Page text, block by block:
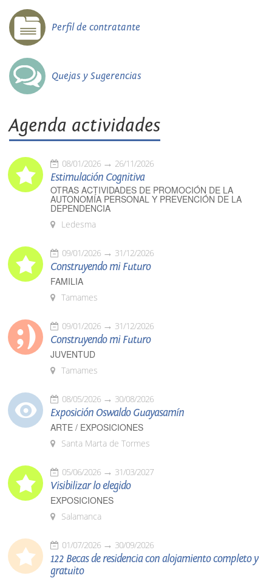
Perfil de contratante
Quejas y Sugerencias
Agenda actividades
08/01/2026 26/11/2026
Estimulación Cognitiva
OTRAS ACTIVIDADES DE PROMOCIÓN DE LA
AUTONOMÍA PERSONAL Y PREVENCIÓN DE LA
DEPENDENCIA
Ledesma
09/01/2026 31/12/2026
Construyendo mi Futuro
FAMILIA
Tamames
09/01/2026 31/12/2026
Construyendo mi Futuro
JUVENTUD
Tamames
08/05/2026 30/08/2026
Exposición Oswaldo Guayasamín
ARTE / EXPOSICIONES
Santa Marta de Tormes
05/06/2026 31/03/2027
Visibilizar lo elegido
EXPOSICIONES
Salamanca
01/07/2026 30/09/2026
122 Becas de residencia con alojamiento completo y
gratuito